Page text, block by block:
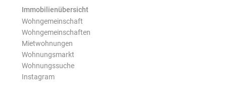
Immobilienübersicht
Wohngemeinschaft
Wohngemeinschaften
Mietwohnungen
Wohnungsmarkt
Wohnungssuche
Instagram